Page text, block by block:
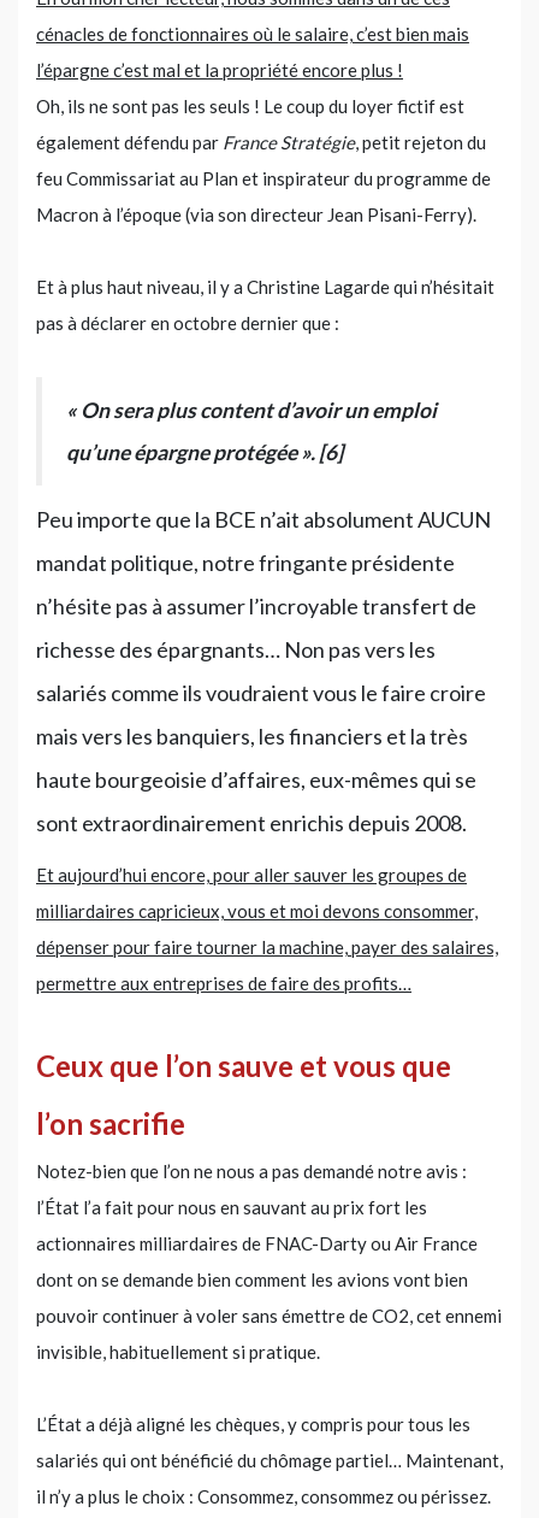
cénacles de fonctionnaires où le salaire, c’est bien mais
l’épargne c’est mal et la propriété encore plus !
Oh, ils ne sont pas les seuls ! Le coup du loyer fictif est
également défendu par France Stratégie, petit rejeton du
feu Commissariat au Plan et inspirateur du programme de
Macron à l’époque (via son directeur Jean Pisani-Ferry).
Et à plus haut niveau, il y a Christine Lagarde qui n’hésitait
pas à déclarer en octobre dernier que :
« On sera plus content d’avoir un emploi
qu’une épargne protégée ». [6]
Peu importe que la BCE n’ait absolument AUCUN
mandat politique, notre fringante présidente
n’hésite pas à assumer l’incroyable transfert de
richesse des épargnants… Non pas vers les
salariés comme ils voudraient vous le faire croire
mais vers les banquiers, les financiers et la très
haute bourgeoisie d’affaires, eux-mêmes qui se
sont extraordinairement enrichis depuis 2008.
Et aujourd’hui encore, pour aller sauver les groupes de
milliardaires capricieux, vous et moi devons consommer,
dépenser pour faire tourner la machine, payer des salaires,
permettre aux entreprises de faire des profits…
Ceux que l’on sauve et vous que
l’on sacrifie
Notez-bien que l’on ne nous a pas demandé notre avis :
l’État l’a fait pour nous en sauvant au prix fort les
actionnaires milliardaires de FNAC-Darty ou Air France
dont on se demande bien comment les avions vont bien
pouvoir continuer à voler sans émettre de CO2, cet ennemi
invisible, habituellement si pratique.
L’État a déjà aligné les chèques, y compris pour tous les
salariés qui ont bénéficié du chômage partiel… Maintenant,
il n’y a plus le choix : Consommez, consommez ou périssez.